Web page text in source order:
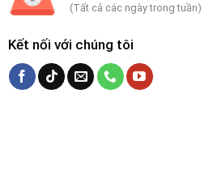
(Tất cả các ngày trong tuần)
Kết nối với chúng tôi